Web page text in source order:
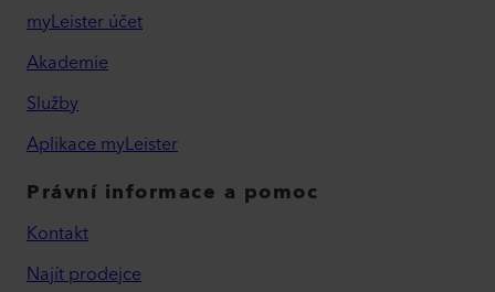
myLeister účet
Akademie
Služby
Aplikace myLeister
Právní informace a pomoc
Kontakt
Najít prodejce